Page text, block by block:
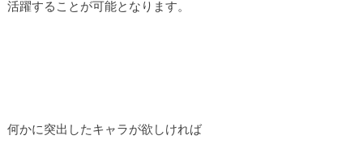
活躍することが可能となります。
何かに突出したキャラが欲しければ